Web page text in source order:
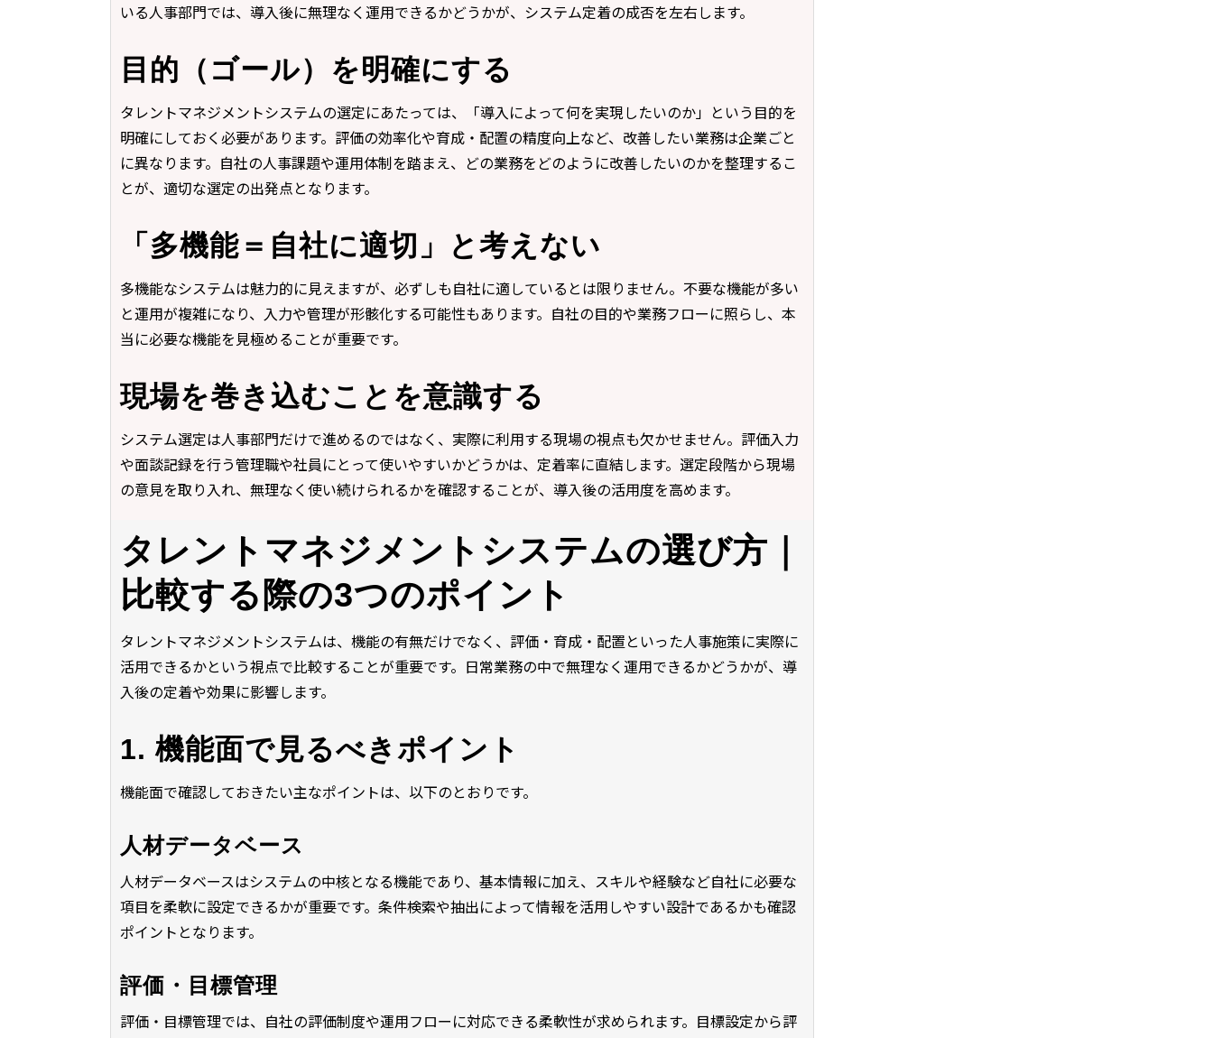
いる人事部門では、導入後に無理なく運用できるかどうかが、システム定着の成否を左右します。
目的（ゴール）を明確にする
タレントマネジメントシステムの選定にあたっては、「導入によって何を実現したいのか」という目的を
明確にしておく必要があります。評価の効率化や育成・配置の精度向上など、改善したい業務は企業ごと
に異なります。自社の人事課題や運用体制を踏まえ、どの業務をどのように改善したいのかを整理するこ
とが、適切な選定の出発点となります。
「多機能＝自社に適切」と考えない
多機能なシステムは魅力的に見えますが、必ずしも自社に適しているとは限りません。不要な機能が多い
と運用が複雑になり、入力や管理が形骸化する可能性もあります。自社の目的や業務フローに照らし、本
当に必要な機能を見極めることが重要です。
現場を巻き込むことを意識する
システム選定は人事部門だけで進めるのではなく、実際に利用する現場の視点も欠かせません。評価入力
や面談記録を行う管理職や社員にとって使いやすいかどうかは、定着率に直結します。選定段階から現場
の意見を取り入れ、無理なく使い続けられるかを確認することが、導入後の活用度を高めます。
タレントマネジメントシステムの選び方｜
比較する際の3つのポイント
タレントマネジメントシステムは、機能の有無だけでなく、評価・育成・配置といった人事施策に実際に
活用できるかという視点で比較することが重要です。日常業務の中で無理なく運用できるかどうかが、導
入後の定着や効果に影響します。
1. 機能面で見るべきポイント
機能面で確認しておきたい主なポイントは、以下のとおりです。
人材データベース
人材データベースはシステムの中核となる機能であり、基本情報に加え、スキルや経験など自社に必要な
項目を柔軟に設定できるかが重要です。条件検索や抽出によって情報を活用しやすい設計であるかも確認
ポイントとなります。
評価・目標管理
評価・目標管理では、自社の評価制度や運用フローに対応できる柔軟性が求められます。目標設定から評